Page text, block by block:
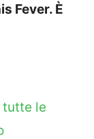
Fever. È
tutte le